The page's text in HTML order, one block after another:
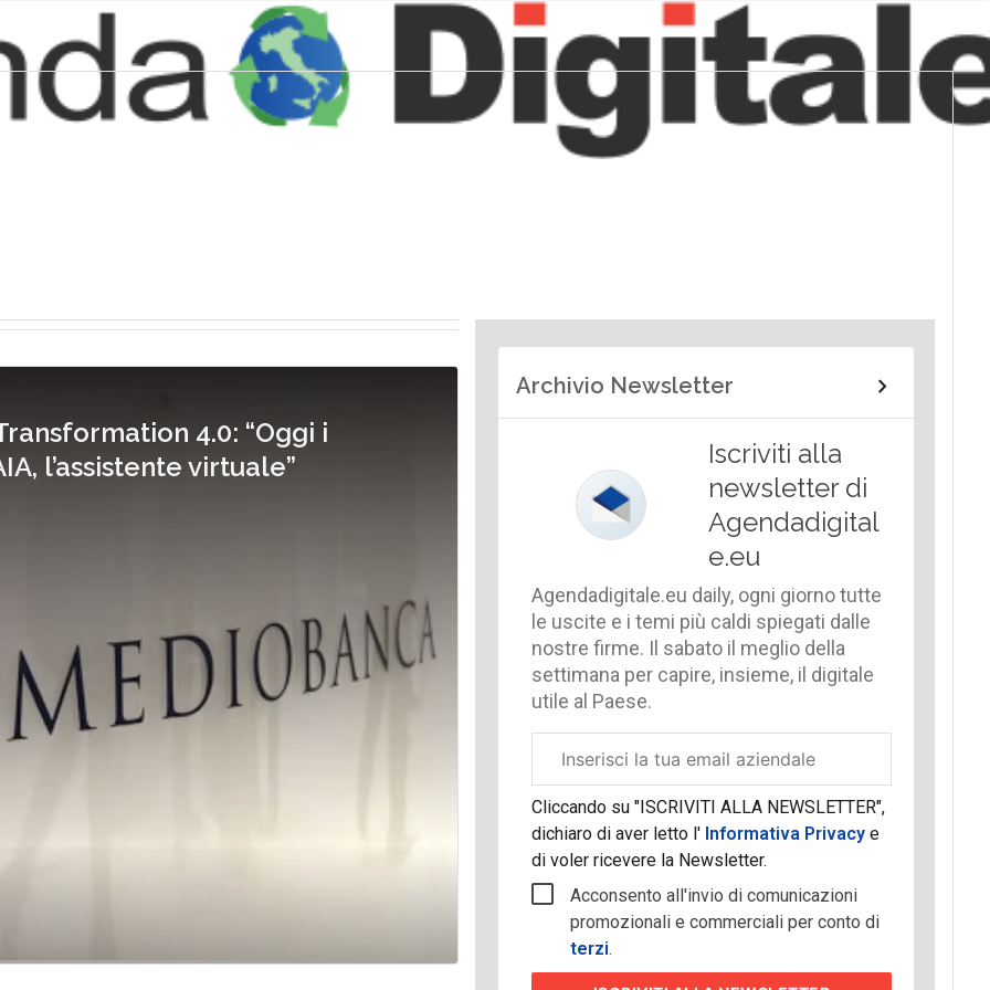
4.0: “Oggi i
l’assistente virtuale”
Archivio Newsletter
Iscriviti alla
newsletter di
Agendadigital
e.eu
Agendadigitale.eu daily, ogni giorno tutte
le uscite e i temi più caldi spiegati dalle
nostre firme. Il sabato il meglio della
settimana per capire, insieme, il digitale
utile al Paese.
aziendale
Cliccando su "ISCRIVITI ALLA NEWSLETTER",
dichiaro di aver letto l'Informativa Privacy e
di voler ricevere la Newsletter.
Acconsento all'invio di comunicazioni
promozionali e commerciali per conto di
terzi.